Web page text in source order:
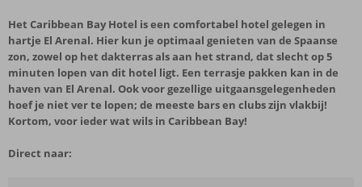
Het Caribbean Bay Hotel is een comfortabel hotel gelegen in
hartje El Arenal. Hier kun je optimaal genieten van de Spaanse
zon, zowel op het dakterras als aan het strand, dat slecht op 5
minuten lopen van dit hotel ligt. Een terrasje pakken kan in de
haven van El Arenal. Ook voor gezellige uitgaansgelegenheden
hoef je niet ver te lopen; de meeste bars en clubs zijn vlakbij!
Kortom, voor ieder wat wils in Caribbean Bay!
Direct naar: